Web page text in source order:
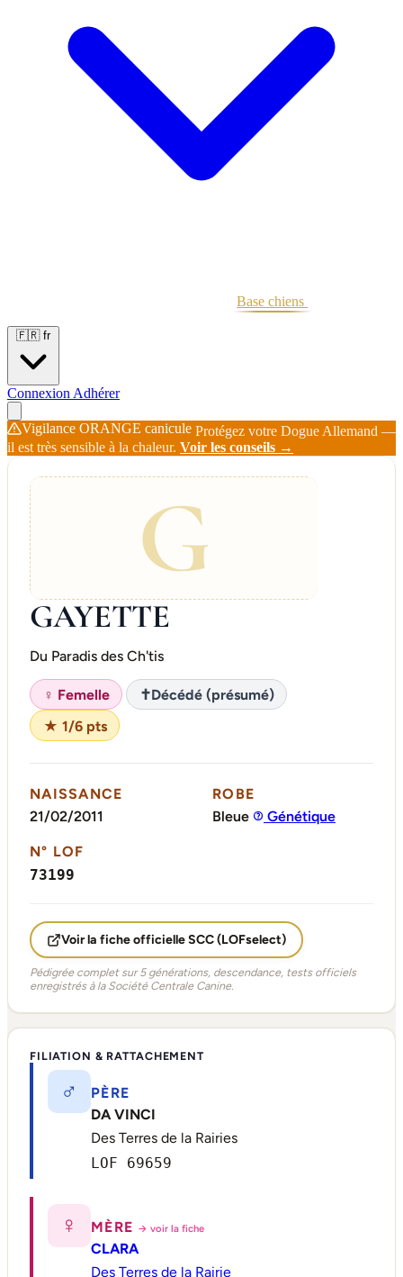
Base chiens
🇫🇷 fr
Connexion Adhérer
Vigilance ORANGE canicule Protégez votre Dogue Allemand —
il est très sensible à la chaleur. Voir les conseils →
G
GAYETTE
Du Paradis des Ch'tis
♀ Femelle ✝Décédé (présumé)
★ 1/6 pts
NAISSANCE
21/02/2011
ROBE
Bleue
Génétique
N° LOF
73199
Voir la fiche officielle SCC (LOFselect)
Pédigrée complet sur 5 générations, descendance, tests officiels
enregistrés à la Société Centrale Canine.
FILIATION & RATTACHEMENT
♂
PÈRE
DA VINCI
Des Terres de la Rairies
LOF 69659
♀ MÈRE → voir la fiche
CLARA
Des Terres de la Rairie